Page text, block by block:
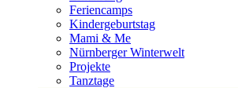
Feriencamps
Kindergeburtstag
Mami & Me
Nürnberger Winterwelt
Projekte
Tanztage